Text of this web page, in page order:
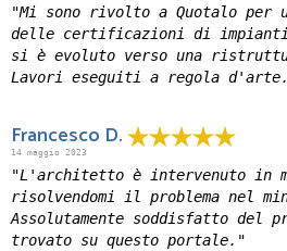
"Mi sono rivolto a Quotalo per
delle certificazioni di
si è evoluto verso una
Lavori eseguiti a regola
Francesco D.
14 maggio 2023
"L'architetto è intervenuto in
risolvendomi il problema nel
Assolutamente soddisfatto del
trovato su questo portale."